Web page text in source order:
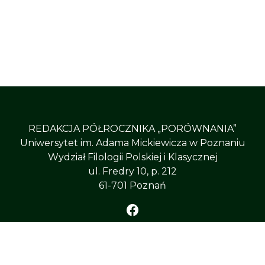
REDAKCJA PÓŁROCZNIKA „PORÓWNANIA”
Uniwersytet im. Adama Mickiewicza w Poznaniu
Wydział Filologii Polskiej i Klasycznej
ul. Fredry 10, p. 212
61-701 Poznań